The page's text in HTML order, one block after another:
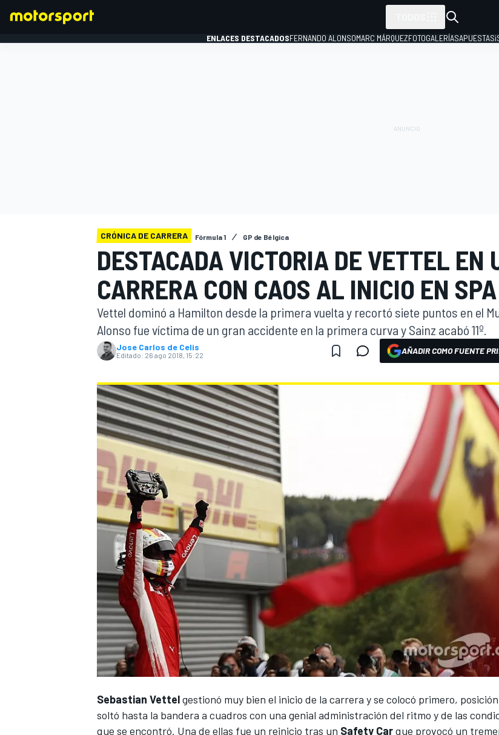
WEC FÓRMULA E
ENLACES DESTACADOSFERNANDO ALONSOMARC MÁRQUEZFOTOGALERÍASAPUESTAS
CRÓNICA DE CARRERA Fórmula 1 GP de Bélgica
DESTACADA VICTORIA DE VETTEL EN
CARRERA CON CAOS AL INICIO EN SPA
Vettel dominó a Hamilton desde la primera vuelta y recortó siete puntos en el
Alonso fue víctima de un gran accidente en la primera curva y Sainz acabó 11º.
Jose Carlos de Celis
Editado: 26 ago 2018, 15:22 AÑADIR COMO FUENTE
Sebastian Vettelgestionó muy bien el inicio de la carrera y se colocó primero,
soltó hasta la bandera a cuadros con una genial administración del ritmo y de las
que se encontró. Una de ellas fue un reinicio tras un Safety Carque provocó un